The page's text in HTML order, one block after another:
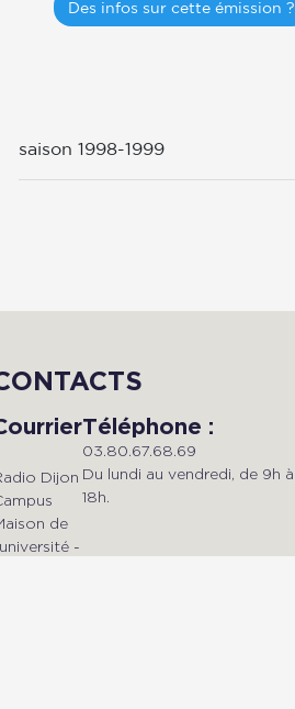
Des infos sur cette émission ?
saison 1998-1999
Dijon
de
-
Téléphone :
03.80.67.68.69
Du lundi au vendredi, de 9h à
18h.